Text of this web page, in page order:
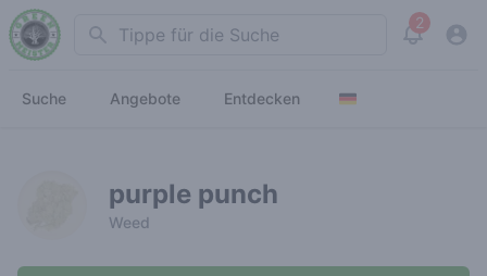
Search 2
View
Suche Angebote Entdecken
purple punch
Weed